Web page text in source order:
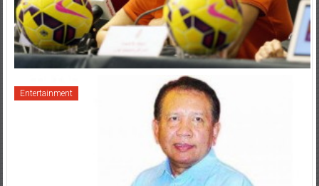
Entertainment